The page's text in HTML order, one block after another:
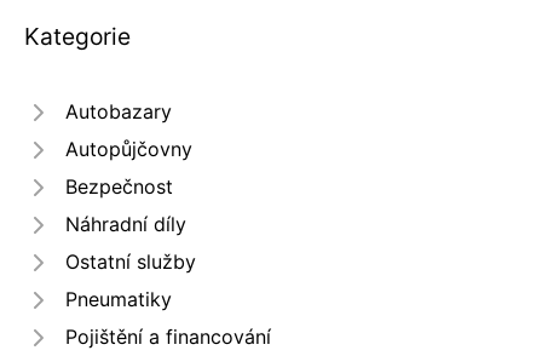
Kategorie
Autobazary
Autopůjčovny
Bezpečnost
Náhradní díly
Ostatní služby
Pneumatiky
Pojištění a financování